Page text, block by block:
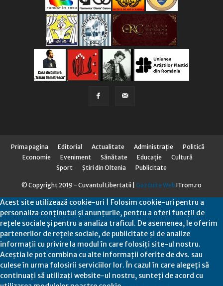
Prima pagina Editorial Actualitate Administraţie
Politică
Economie
Eveniment Sănătate Educaţie
Cultură
Sport
Știri din Oltenia Publicitate
© Copyright 2019 - Cuvantul Libertatii | Gazduire Web ITrom.ro
Acest site utilizează cookie-uri | Folosim cookie-uri pentru a
personaliza conținutul și anunțurile, pentru a oferi funcții de
rețele sociale și pentru a analiza traficul. De asemenea, le oferim
partenerilor de rețele sociale, de publicitate și de analize
informații cu privire la modul în care folosiți site-ul nostru.
Aceștia le pot combina cu alte informații oferite de dvs. sau
culese în urma folosirii serviciilor lor. În cazul în care alegeți să
continuați să utilizați website-ul nostru, sunteți de acord cu